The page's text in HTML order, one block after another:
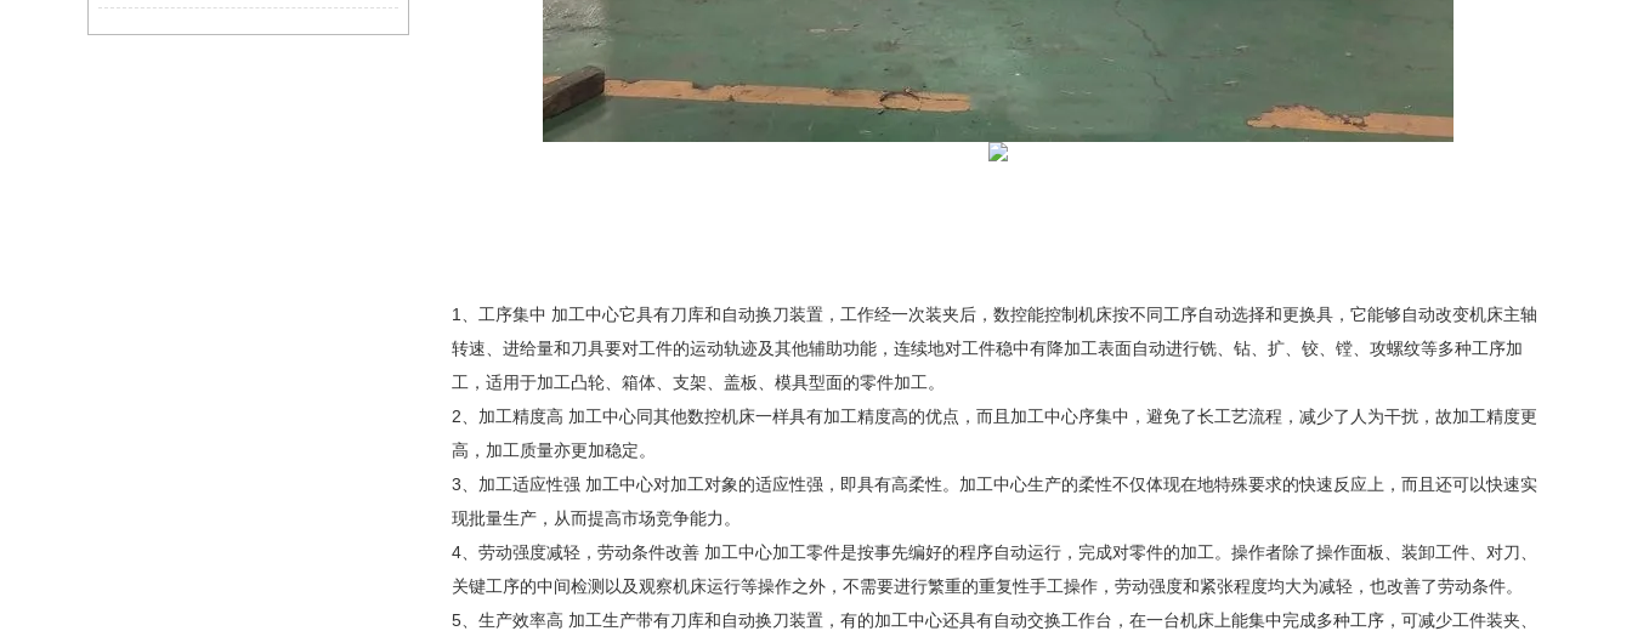
1、工序集中 加工中心它具有刀库和自动换刀装置，工作经一次装夹后，数控能控制机床按不同工序自动选择和更换具，它能够自动改变机床主轴
转速、进给量和刀具要对工件的运动轨迹及其他辅助功能，连续地对工件稳中有降加工表面自动进行铣、钻、扩、铰、镗、攻螺纹等多种工序加
工，适用于加工凸轮、箱体、支架、盖板、模具型面的零件加工。
2、加工精度高 加工中心同其他数控机床一样具有加工精度高的优点，而且加工中心序集中，避免了长工艺流程，减少了 人为干扰，故加工精度更
高，加工质量亦更加稳定。
3、加工适应性强 加工中心对加工对象的适应性强，即具有高柔性。加工中心生产的柔性不仅体现在地特殊要求的快速反应上，而且还可以快速实
现批量生产，从而提高市场竞争能力。
4、劳动强度减轻，劳动条件改善 加工中心加工零件是按事先编好的程序自动运行，完成对零件的加工。操作者除了操作面板、装卸工件、对刀、
关键工序的中间检测以及观察机床运行等操作之外，不需要进行繁重的重复性手工操作，劳动强度和紧张程度均大为减轻，也改善了劳动条件。
5、生产效率高 加工生产带有刀库和自动换刀装置，有的加工中心还具有自动交换工作台，在一台机床上能集中完成多种工序，可减少工件装夹、